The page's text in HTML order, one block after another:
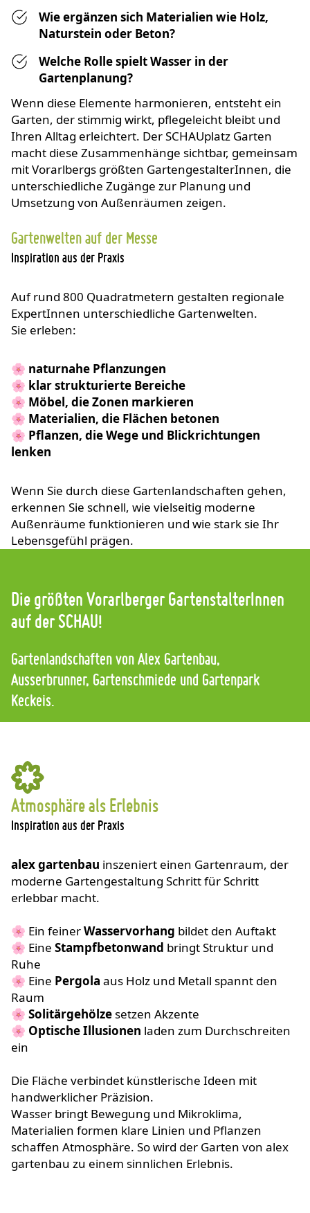
Wie ergänzen sich Materialien wie Holz,
Naturstein oder Beton?
Welche Rolle spielt Wasser in der
Gartenplanung?
Wenn diese Elemente harmonieren, entsteht ein
Garten, der stimmig wirkt, pflegeleicht bleibt und
Ihren Alltag erleichtert. Der SCHAUplatz Garten
macht diese Zusammenhänge sichtbar, gemeinsam
mit Vorarlbergs größten GartengestalterInnen, die
unterschiedliche Zugänge zur Planung und
Umsetzung von Außenräumen zeigen.
Gartenwelten auf der Messe
Inspiration aus der Praxis
Auf rund 800 Quadratmetern gestalten regionale
ExpertInnen unterschiedliche Gartenwelten.
Sie erleben:
🌸 naturnahe Pflanzungen
🌸 klar strukturierte Bereiche
🌸 Möbel, die Zonen markieren
🌸 Materialien, die Flächen betonen
🌸 Pflanzen, die Wege und Blickrichtungen
lenken
Wenn Sie durch diese Gartenlandschaften gehen,
erkennen Sie schnell, wie vielseitig moderne
Außenräume funktionieren und wie stark sie Ihr
Lebensgefühl prägen.
Die größten Vorarlberger GartenstalterInnen
auf der SCHAU!
Gartenlandschaften von Alex Gartenbau,
Ausserbrunner, Gartenschmiede und Gartenpark
Keckeis.
Atmosphäre als Erlebnis
Inspiration aus der Praxis
alex gartenbau inszeniert einen Gartenraum, der
moderne Gartengestaltung Schritt für Schritt
erlebbar macht.
🌸 Ein feinerWasservorhang bildet den Auftakt
🌸 Eine Stampfbetonwand bringt Struktur und
Ruhe
🌸 Eine Pergola aus Holz und Metall spannt den
Raum
🌸 Solitärgehölzesetzen Akzente
🌸 Optische Illusionen laden zum Durchschreiten
ein
Die Fläche verbindet künstlerische Ideen mit
handwerklicher Präzision.
Wasser bringt Bewegung und Mikroklima,
Materialien formen klare Linien und Pflanzen
schaffen Atmosphäre. So wird der Garten von alex
gartenbau zu einem sinnlichen Erlebnis.